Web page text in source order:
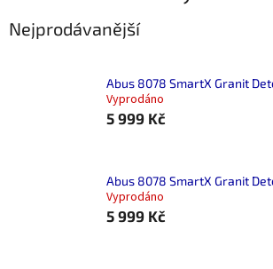
Nejprodávanější
Abus 8078 SmartX Granit
Vyprodáno
5 999 Kč
Abus 8078 SmartX Granit
Vyprodáno
5 999 Kč